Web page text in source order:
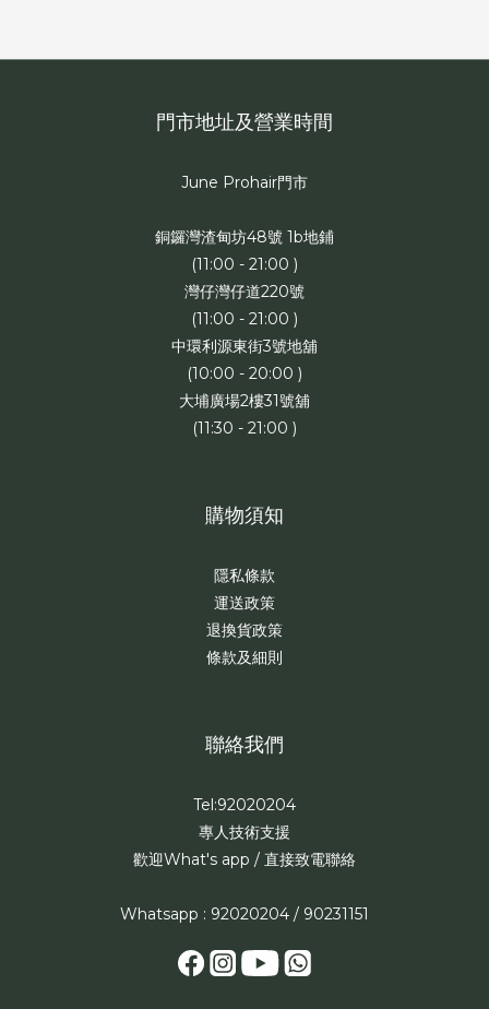
門市地址及營業時間
June Prohair門市
銅鑼灣渣甸坊48號 1b地鋪
(11:00 - 21:00 )
灣仔灣仔道220號
(11:00 - 21:00 )
中環利源東街3號地舖
(10:00 - 20:00 )
大埔廣場2樓31號舖
(11:30 - 21:00 )
購物須知
隱私條款
運送政策
退換貨政策
條款及細則
聯絡我們
Tel:92020204
專人技術支援
歡迎What's app / 直接致電聯絡
Whatsapp : 92020204 / 90231151